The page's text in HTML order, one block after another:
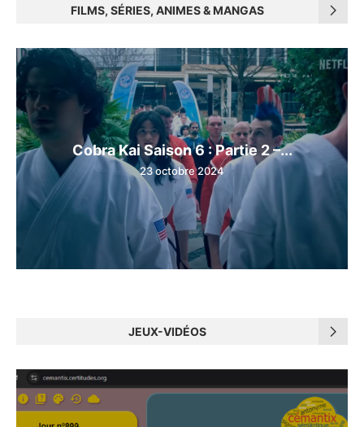
FILMS, SÉRIES, ANIMES & MANGAS
Cobra Kai Saison 6 : Partie 2 –...
23 octobre 2024
JEUX-VIDÉOS